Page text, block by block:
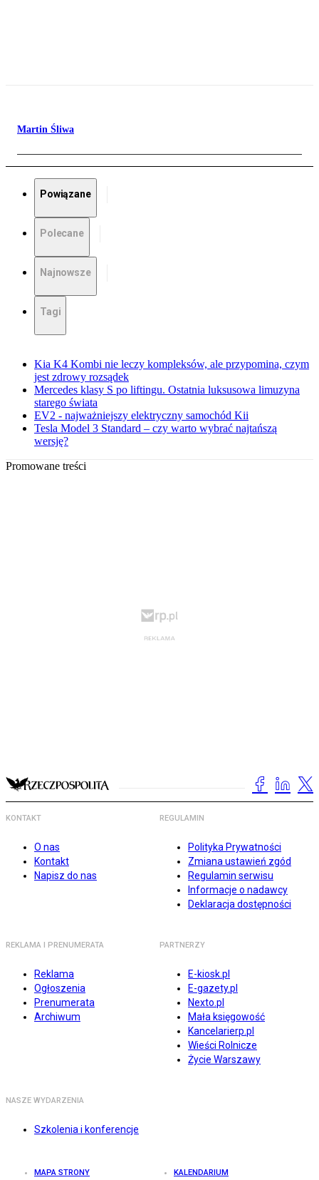
Martin Śliwa
Powiązane
Polecane
Najnowsze
Tagi
Kia K4 Kombi nie leczy kompleksów, ale przypomina, czym
jest zdrowy rozsądek
Mercedes klasy S po liftingu. Ostatnia luksusowa limuzyna
starego świata
EV2 - najważniejszy elektryczny samochód Kii
Tesla Model 3 Standard – czy warto wybrać najtańszą
wersję?
Promowane treści
KONTAKT
O nas
Kontakt
Napisz do nas
REGULAMIN
Polityka Prywatności
Zmiana ustawień zgód
Regulamin serwisu
Informacje o nadawcy
Deklaracja dostępności
REKLAMA I PRENUMERATA
Reklama
Ogłoszenia
Prenumerata
Archiwum
PARTNERZY
E-kiosk.pl
E-gazety.pl
Nexto.pl
Mała księgowość
Kancelarierp.pl
Wieści Rolnicze
Życie Warszawy
NASZE WYDARZENIA
Szkolenia i konferencje
MAPA STRONY KALENDARIUM